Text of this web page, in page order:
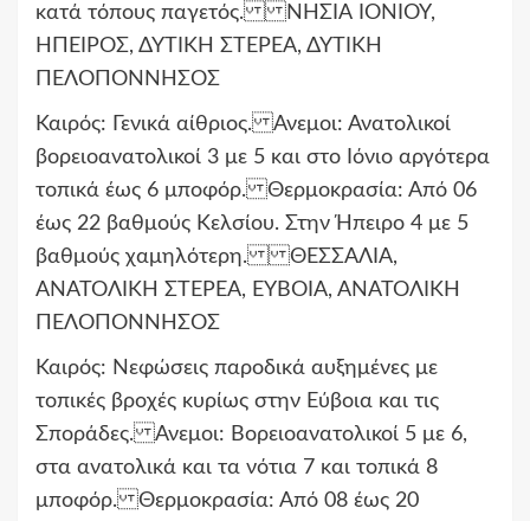
κατά τόπους παγετός. ΝΗΣΙΑ ΙΟΝΙΟΥ,
ΗΠΕΙΡΟΣ, ΔΥΤΙΚΗ ΣΤΕΡΕΑ, ΔΥΤΙΚΗ
ΠΕΛΟΠΟΝΝΗΣΟΣ
Καιρός: Γενικά αίθριος. Ανεμοι: Ανατολικοί
βορειοανατολικοί 3 με 5 και στο Ιόνιο αργότερα
τοπικά έως 6 μποφόρ. Θερμοκρασία: Από 06
έως 22 βαθμούς Κελσίου. Στην Ήπειρο 4 με 5
βαθμούς χαμηλότερη. ΘΕΣΣΑΛΙΑ,
ΑΝΑΤΟΛΙΚΗ ΣΤΕΡΕΑ, ΕΥΒΟΙΑ, ΑΝΑΤΟΛΙΚΗ
ΠΕΛΟΠΟΝΝΗΣΟΣ
Καιρός: Νεφώσεις παροδικά αυξημένες με
τοπικές βροχές κυρίως στην Εύβοια και τις
Σποράδες. Ανεμοι: Βορειοανατολικοί 5 με 6,
στα ανατολικά και τα νότια 7 και τοπικά 8
μποφόρ. Θερμοκρασία: Από 08 έως 20